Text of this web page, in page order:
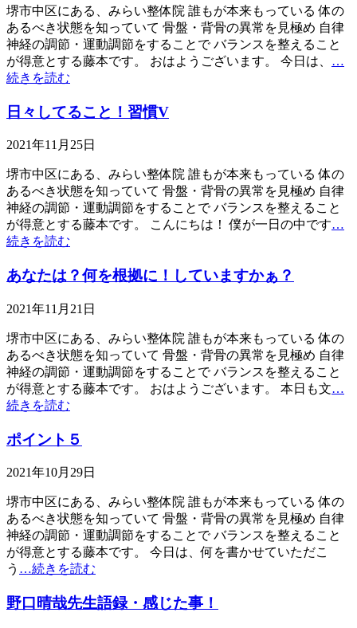
堺市中区にある、みらい整体院 誰もが本来もっている 体の
あるべき状態を知っていて 骨盤・背骨の異常を見極め 自律
神経の調節・運動調節をすることで バランスを整えること
が得意とする藤本です。 おはようございます。 今日は、 …
続きを読む
日々してること！習慣V
2021年11月25日
堺市中区にある、みらい整体院 誰もが本来もっている 体の
あるべき状態を知っていて 骨盤・背骨の異常を見極め 自律
神経の調節・運動調節をすることで バランスを整えること
が得意とする藤本です。 こんにちは！ 僕が一日の中です…
続きを読む
あなたは？何を根拠に！していますかぁ？
2021年11月21日
堺市中区にある、みらい整体院 誰もが本来もっている 体の
あるべき状態を知っていて 骨盤・背骨の異常を見極め 自律
神経の調節・運動調節をすることで バランスを整えること
が得意とする藤本です。 おはようございます。 本日も文…
続きを読む
ポイント５
2021年10月29日
堺市中区にある、みらい整体院 誰もが本来もっている 体の
あるべき状態を知っていて 骨盤・背骨の異常を見極め 自律
神経の調節・運動調節をすることで バランスを整えること
が得意とする藤本です。 今日は、何を書かせていただこ
う …続きを読む
野口晴哉先生語録・感じた事！